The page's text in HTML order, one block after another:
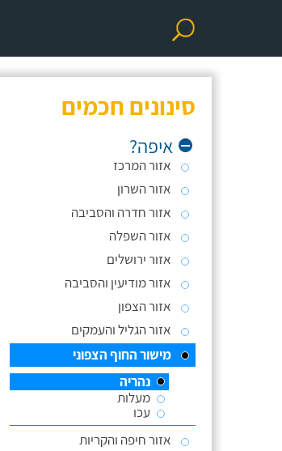
סינונים חכמים
איפה?
אזור המרכז
אזור השרון
אזור חדרה והסביבה
אזור השפלה
אזור ירושלים
אזור מודיעין והסביבה
אזור הצפון
אזור הגליל והעמקים
מישור החוף הצפוני
נהריה
מעלות
עכו
אזור חיפה והקריות